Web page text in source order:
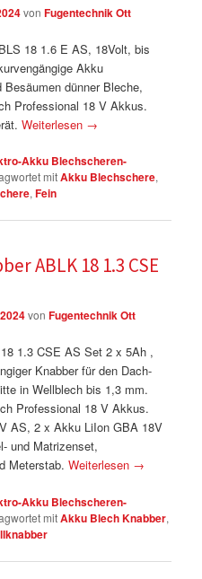
vonFugentechnik Ott
18 1.6 E AS, 18Volt, bis
Akku
dünner Bleche,
Professional 18 V Akkus.
Weiterlesen →
Akku Blechscheren-
mitAkku Blechschere,
,Fein
ABLK 18 1.3 CSE
vonFugentechnik Ott
1.3 CSE AS Set 2 x 5Ah ,
Knabber für den Dach-
in Wellblech bis 1,3 mm.
Professional 18 V Akkus.
AS, 2 x Akku LiIon GBA 18V
und Matrizenset,
Meterstab.Weiterlesen →
Akku Blechscheren-
mitAkku Blech Knabber,